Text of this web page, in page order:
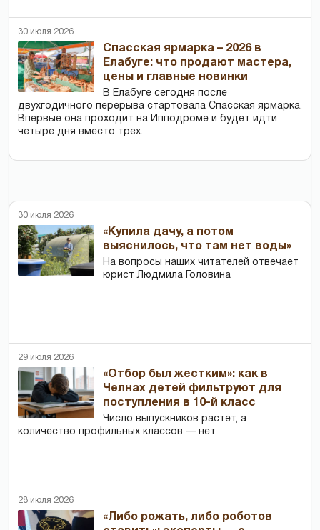
30 июля 2026
Спасская ярмарка – 2026 в
Елабуге: что продают мастера,
цены и главные новинки
В Елабуге сегодня после
двухгодичного перерыва стартовала Спасская ярмарка.
Впервые она проходит на Ипподроме и будет идти
четыре дня вместо трех.
30 июля 2026
«Купила дачу, а потом
выяснилось, что там нет воды»
На вопросы наших читателей отвечает
юрист Людмила Головина
29 июля 2026
«Отбор был жестким»: как в
Челнах детей фильтруют для
поступления в 10-й класс
Число выпускников растет, а
количество профильных классов — нет
28 июля 2026
«Либо рожать, либо роботов